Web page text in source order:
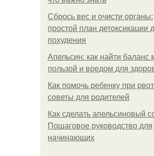
Сбрось вес и очисти органы:
простой план детоксикации
похудения
Апельсин: как найти баланс
пользой и вредом для
Как помочь ребенку при
советы для родителей
Как сделать апельсиновый
Пошаговое руководство для
начинающих